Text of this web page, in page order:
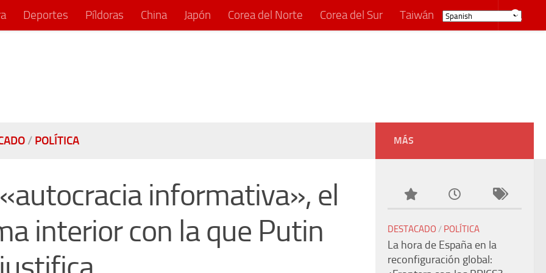
Deportes Píldoras China Japón Corea del Norte Corea del Sur Taiwán
/ POLÍTICA
informativa», el
interior con la que Putin
MÁS
DESTACADO / POLÍTICA
La hora de España en la
reconfiguración global: